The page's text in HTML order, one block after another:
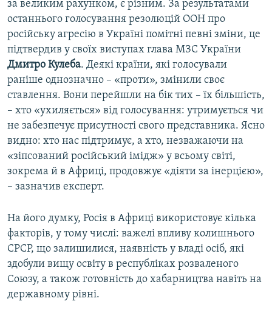
за великим рахунком, є різним. За результатами
останнього голосування резолюцій ООН про
російську агресію в Україні помітні певні зміни, це
підтвердив у своїх виступах глава МЗС України
Дмитро Кулеба. Деякі країни, які голосували
раніше однозначно – «проти», змінили своє
ставлення. Вони перейшли на бік тих – їх більшість,
– хто «ухиляється» від голосування: утримується чи
не забезпечує присутності свого представника. Ясно
видно: хто нас підтримує, а хто, незважаючи на
«зіпсований російський імідж» у всьому світі,
зокрема й в Африці, продовжує «діяти за інерцією»,
– зазначив експерт.
На його думку, Росія в Африці використовує кілька
факторів, у тому числі: важелі впливу колишнього
СРСР, що залишилися, наявність у владі осіб, які
здобули вищу освіту в республіках розваленого
Союзу, а також готовність до хабарництва навіть на
державному рівні.